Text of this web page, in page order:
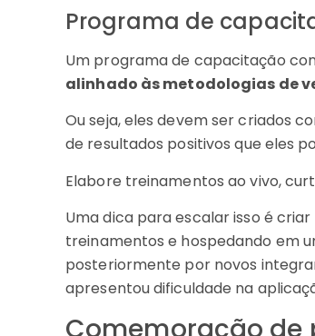
Programa de
Um programa de capacitação
alinhado às metodologias de
Ou seja, eles devem ser criados
de resultados positivos que eles
Elabore treinamentos ao vivo,
Uma dica para escalar isso é criar
treinamentos e hospedando em
posteriormente por novos
apresentou dificuldade na
Comemoração de